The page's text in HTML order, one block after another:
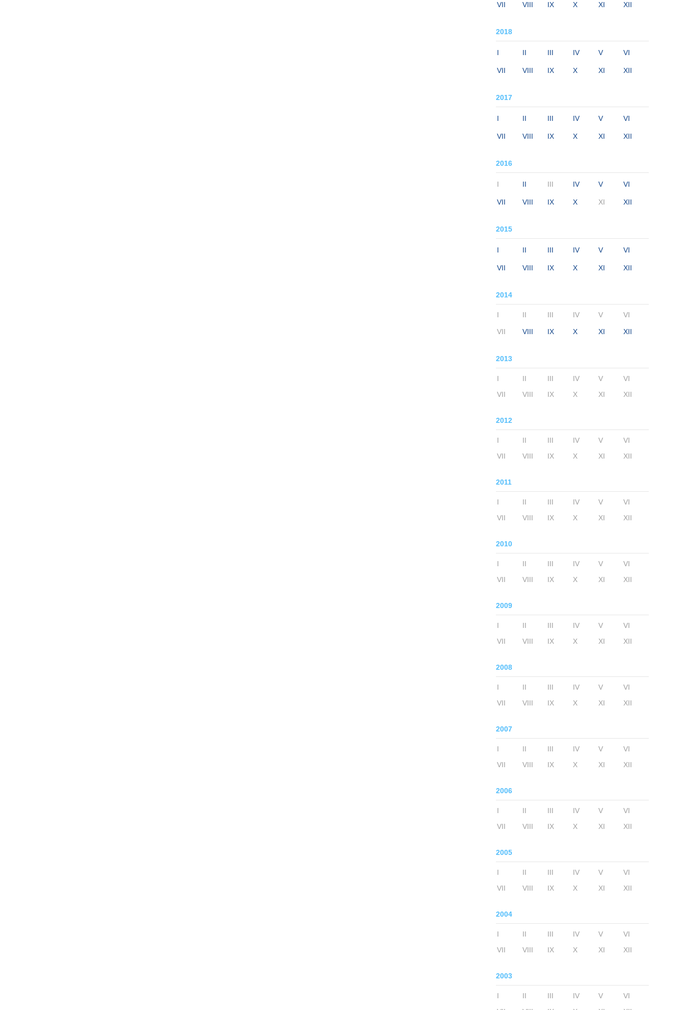
VII VIII IX X XI XII
2018
I II III IV V VI
VII VIII IX X XI XII
2017
I II III IV V VI
VII VIII IX X XI XII
2016
I II III IV V VI
VII VIII IX X XI XII
2015
I II III IV V VI
VII VIII IX X XI XII
2014
I II III IV V VI
VII VIII IX X XI XII
2013
I II III IV V
VI
VII
VIII IX X XI XII
2012
I II III IV V
VI
VII
VIII IX X XI XII
2011
I II III IV V
VI
VII
VIII IX X XI XII
2010
I II III IV V
VI
VII
VIII IX X XI XII
2009
I II III IV V
VI
VII
VIII IX X XI XII
2008
I II III IV V
VI
VII
VIII IX X XI XII
2007
I II III IV V
VI
VII
VIII IX X XI XII
2006
I II III IV V
VI
VII
VIII IX X XI XII
2005
I II III IV V
VI
VII
VIII IX X XI XII
2004
I II III IV V
VI
VII
VIII IX X XI XII
2003
I II III IV V
VI